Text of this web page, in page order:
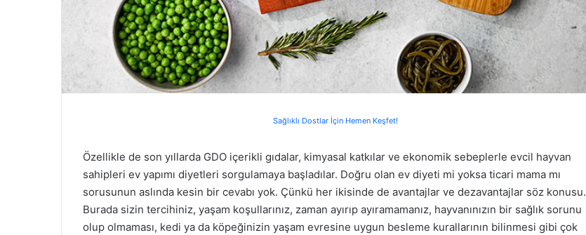
Sağlıklı Dostlar İçin Hemen Keşfet!
Özellikle de son yıllarda GDO içerikli gıdalar, kimyasal katkılar ve ekonomik sebeplerle evcil hayvan
sahipleri ev yapımı diyetleri sorgulamaya başladılar. Doğru olan ev diyeti mi yoksa ticari mama mı
sorusunun aslında kesin bir cevabı yok. Çünkü her ikisinde de avantajlar ve dezavantajlar söz konusu.
Burada sizin tercihiniz, yaşam koşullarınız, zaman ayırıp ayıramamanız, hayvanınızın bir sağlık sorunu
olup olmaması, kedi ya da köpeğinizin yaşam evresine uygun besleme kurallarının bilinmesi gibi çok